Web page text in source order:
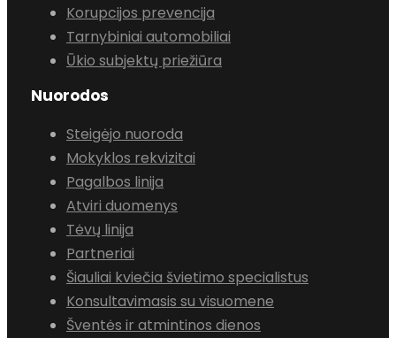
Korupcijos prevencija
Tarnybiniai automobiliai
Ūkio subjektų priežiūra
Nuorodos
Steigėjo nuoroda
Mokyklos rekvizitai
Pagalbos linija
Atviri duomenys
Tėvų linija
Partneriai
Šiauliai kviečia švietimo specialistus
Konsultavimasis su visuomene
Šventės ir atmintinos dienos